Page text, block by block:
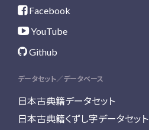
Facebook
YouTube
Github
データセット／データベース
日本古典籍データセット
日本古典籍くずし字データセット